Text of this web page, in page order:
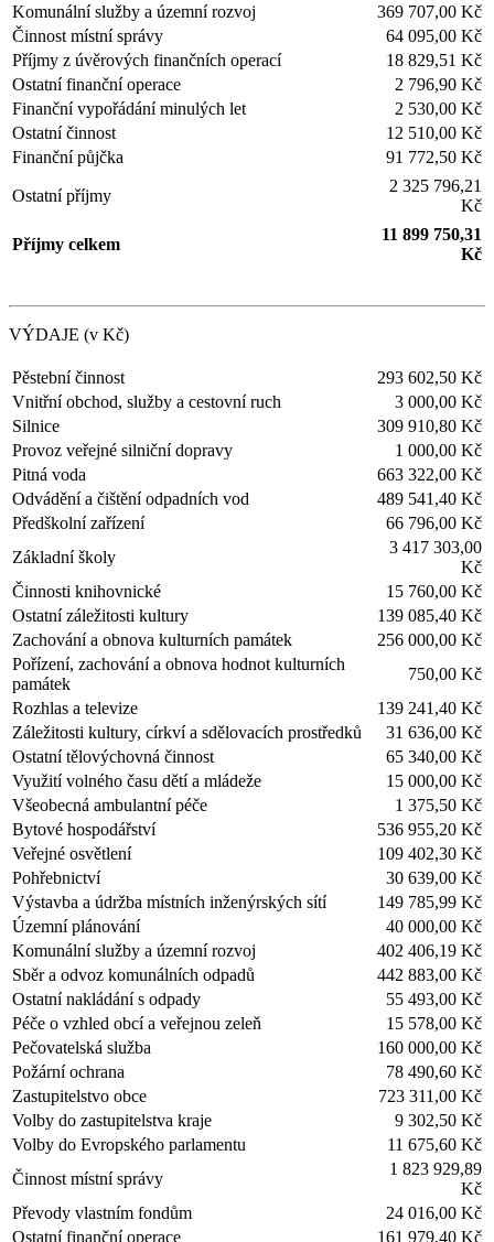
Komunální služby a územní rozvoj
369 707,00 Kč
Činnost místní správy
64 095,00 Kč
Příjmy z úvěrových finančních operací
18 829,51 Kč
Ostatní finanční operace
2 796,90 Kč
Finanční vypořádání minulých let
2 530,00 Kč
Ostatní činnost
12 510,00 Kč
Finanční půjčka
91 772,50 Kč
Ostatní příjmy
2 325 796,21
Kč
Příjmy celkem
11 899 750,31
Kč
VÝDAJE (v Kč)
Pěstební činnost
293 602,50 Kč
Vnitřní obchod, služby a cestovní ruch
3 000,00 Kč
Silnice
309 910,80 Kč
Provoz veřejné silniční dopravy
1 000,00 Kč
Pitná voda
663 322,00 Kč
Odvádění a čištění odpadních vod
489 541,40 Kč
Předškolní zařízení
66 796,00 Kč
Základní školy
3 417 303,00
Kč
Činnosti knihovnické
15 760,00 Kč
Ostatní záležitosti kultury
139 085,40 Kč
Zachování a obnova kulturních památek
256 000,00 Kč
Pořízení, zachování a obnova hodnot kulturních
památek
750,00 Kč
Rozhlas a televize
139 241,40 Kč
Záležitosti kultury, církví a sdělovacích prostředků
31 636,00 Kč
Ostatní tělovýchovná činnost
65 340,00 Kč
Využití volného času dětí a mládeže
15 000,00 Kč
Všeobecná ambulantní péče
1 375,50 Kč
Bytové hospodářství
536 955,20 Kč
Veřejné osvětlení
109 402,30 Kč
Pohřebnictví
30 639,00 Kč
Výstavba a údržba místních inženýrských sítí
149 785,99 Kč
Územní plánování
40 000,00 Kč
Komunální služby a územní rozvoj
402 406,19 Kč
Sběr a odvoz komunálních odpadů
442 883,00 Kč
Ostatní nakládání s odpady
55 493,00 Kč
Péče o vzhled obcí a veřejnou zeleň
15 578,00 Kč
Pečovatelská služba
160 000,00 Kč
Požární ochrana
78 490,60 Kč
Zastupitelstvo obce
723 311,00 Kč
Volby do zastupitelstva kraje
9 302,50 Kč
Volby do Evropského parlamentu
11 675,60 Kč
Činnost místní správy
1 823 929,89
Kč
Převody vlastním fondům
24 016,00 Kč
Ostatní finanční operace
161 979,40 Kč